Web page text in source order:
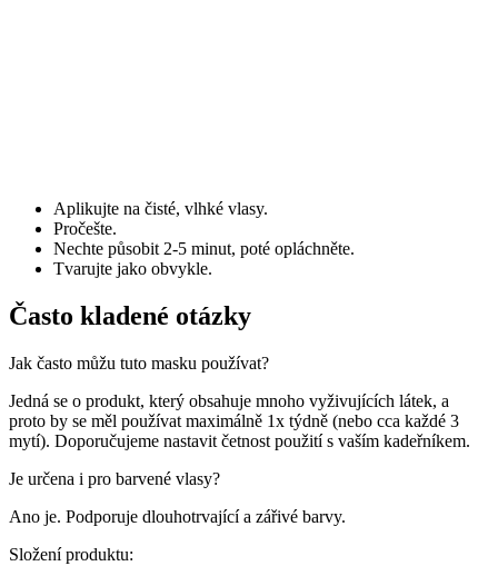
Aplikujte na čisté, vlhké vlasy.
Pročešte.
Nechte působit 2-5 minut, poté opláchněte.
Tvarujte jako obvykle.
Často kladené otázky
Jak často můžu tuto masku používat?
Jedná se o produkt, který obsahuje mnoho vyživujících látek, a
proto by se měl používat maximálně 1x týdně (nebo cca každé 3
mytí). Doporučujeme nastavit četnost použití s vaším kadeřníkem.
Je určena i pro barvené vlasy?
Ano je. Podporuje dlouhotrvající a zářivé barvy.
Složení produktu: